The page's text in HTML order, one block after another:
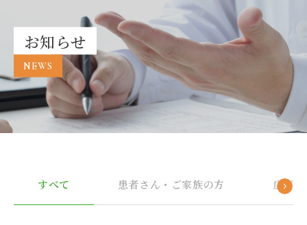
お知らせ
NEWS
すべて 患者さん・ご家族の方 広報誌